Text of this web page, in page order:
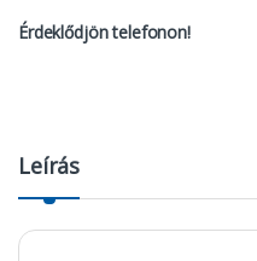
Érdeklődjön telefonon!
Leírás